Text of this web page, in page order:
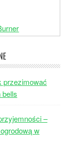
przezimować
bells
–
w